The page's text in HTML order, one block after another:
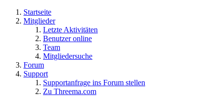
Startseite
Mitglieder
Letzte Aktivitäten
Benutzer online
Team
Mitgliedersuche
Forum
Support
Supportanfrage ins Forum stellen
Zu Threema.com